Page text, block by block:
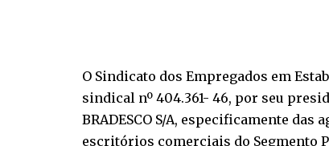
O Sindicato dos Empregados em
sindical nº 404.361- 46, por seu
BRADESCO S/A, especificamente
escritórios comerciais do Segmento